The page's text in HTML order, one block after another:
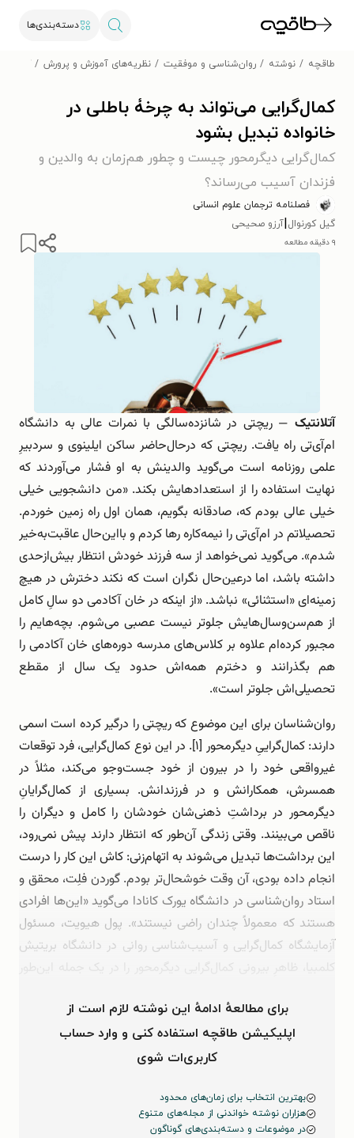
دسته‌بندی‌ها
طاقچه نوشته روان‌شناسی و موفقیت نظریه‌های آموزش و پرورش
کمال‌گرایی می‌تواند به چرخۀ باطلی در
خانواده تبدیل بشود
کمال‌گرایی دیگرمحور چیست و چطور هم‌زمان به والدین و
فزندان آسیب می‌رساند؟
فصلنامه ترجمان علوم انسانی
گیل کورنوال آرزو صحیحی
۹ دقیقه مطالعه
آتلانتیک — ریچتی در شانزده‌سالگی با نمرات عالی به دانشگاه
ام‌آی‌تی راه یافت. ریچتی که درحال‌حاضر ساکن ایلینوی و سردبیرِ
علمی روزنامه است می‌گوید والدینش به او فشار می‌آوردند که
نهایت استفاده را از استعدادهایش بکند. «من دانشجویی خیلی
خیلی عالی بودم که، صادقانه بگویم، همان اول راه زمین خوردم.
تحصیلاتم در ام‌آی‌تی را نیمه‌کاره رها کردم و بااین‌حال عاقبت‌به‌خیر
شدم». می‌گوید نمی‌خواهد از سه فرزند خودش انتظار بیش‌ازحدی
داشته باشد، اما درعین‌حال نگران است که نکند دخترش در هیچ
زمینه‌ای «استثنائی» نباشد. «از اینکه در خان آکادمی دو سالِ کامل
از هم‌سن‌وسا‌ل‌هایش جلوتر نیست عصبی می‌شوم. بچه‌هایم را
مجبور کرده‌ام علاوه بر کلاس‌های مدرسه دوره‌های خان آکادمی را
هم بگذرانند و دخترم همه‌اش حدود یک سال از مقطع
تحصیلی‌اش جلوتر است».
روان‌شناسان برای این موضوع که ریچتی را درگیر کرده است اسمی
دارند: کمال‌گراییِ دیگرمحور [۱]. در این نوع کمال‌گرایی، فرد توقعات
غیرواقعی خود را در بیرون از خود جست‌وجو می‌کند، مثلاً در
همسرش، همکارانش و در فرزندانش. بسیاری از کمال‌گرایانِ
دیگرمحور در برداشتِ ذهنی‌شان خودشان را کامل و دیگران را
ناقص می‌بینند. وقتی زندگی آن‌طور که انتظار دارند پیش نمی‌رود،
این برداشت‌ها تبدیل می‌شوند به اتهام‌زنی: کاش این کار را درست
انجام داده بودی، آن وقت خوشحال‌تر بودم. گوردن فلِت، محقق و
استاد روان‌شناسی در دانشگاه یورک کانادا می‌گوید «این‌ها افرادی
هستند که معمولاً چندان راضی نیستند». پول هیویت، مسئول
آزمایشگاه کمال‌گرایی و آسیب‌شناسی روانی در دانشگاه بریتیش
برای مطالعهٔ ادامهٔ این نوشته لازم است از
اپلیکیشن طاقچه استفاده کنی و وارد حساب
کاربری‌ات شوی
بهترین انتخاب برای زمان‌های محدود
هزاران نوشته خواندنی از مجله‌های متنوع
در موضوعات و دسته‌بندی‌های گوناگون